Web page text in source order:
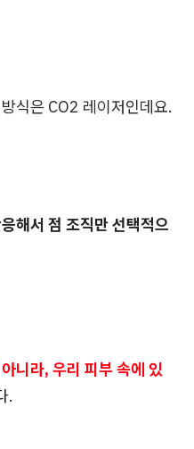
식은 CO2 레이저인데요.
해서 점 조직만 선택적으
니라, 우리 피부 속에 있
.